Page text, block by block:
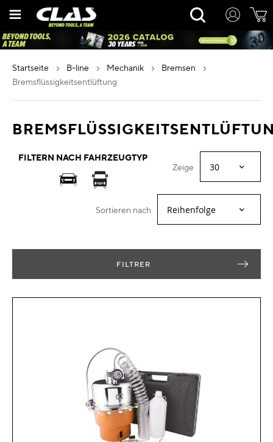
Inhalt
Rechercher
startseite b-line mechanik
bremsen
bremsflüssigkeitsentlüftung
FILTERN NACH FAHRZEUGTYP
Zeige
Sortieren nach
FILTRER